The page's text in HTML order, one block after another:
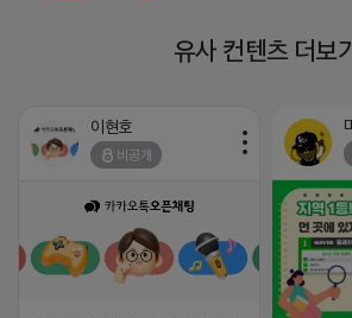
유사 컨텐츠 더보기
이현호
비공개